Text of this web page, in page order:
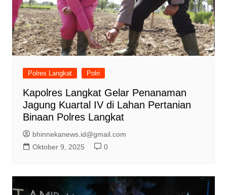
Polres Langkat Polri
Kapolres Langkat Gelar Penanaman
Jagung Kuartal IV di Lahan Pertanian
Binaan Polres Langkat
bhinnekanews.id@gmail.com
Oktober 9, 2025
0